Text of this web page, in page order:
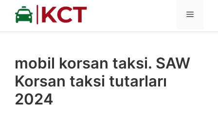
İçeriğe
MENÜ
mobil korsan taksi. SAW
Korsan taksi tutarları
2024